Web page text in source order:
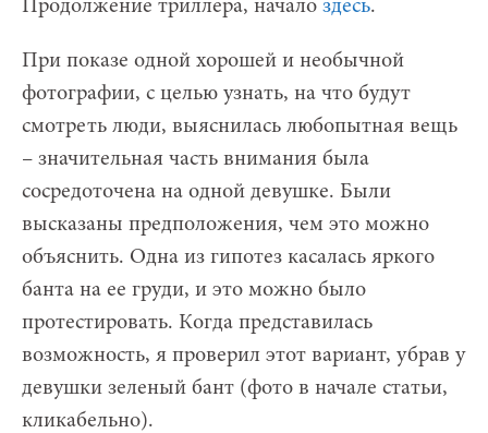
Продолжение триллера, начало здесь.
При показе одной хорошей и необычной
фотографии, с целью узнать, на что будут
смотреть люди, выяснилась любопытная вещь
– значительная часть внимания была
сосредоточена на одной девушке. Были
высказаны предположения, чем это можно
объяснить. Одна из гипотез касалась яркого
банта на ее груди, и это можно было
протестировать. Когда представилась
возможность, я проверил этот вариант, убрав у
девушки зеленый бант (фото в начале статьи,
кликабельно).